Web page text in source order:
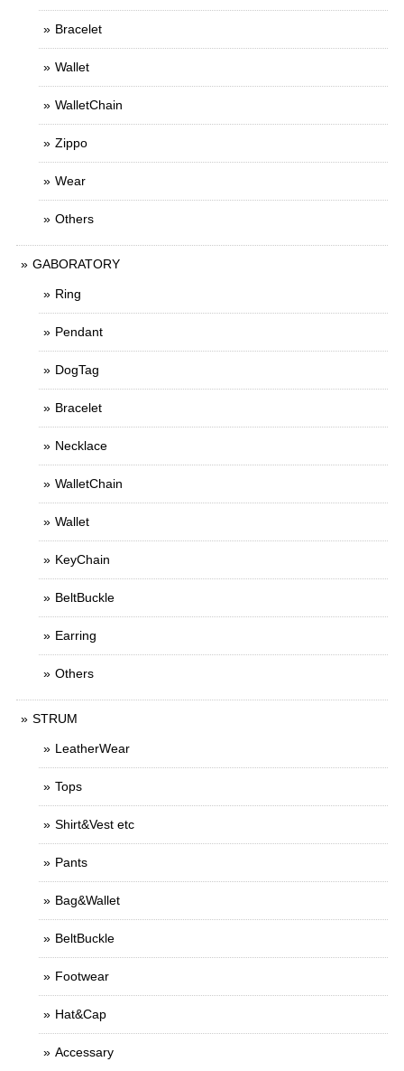
Bracelet
Wallet
WalletChain
Zippo
Wear
Others
GABORATORY
Ring
Pendant
DogTag
Bracelet
Necklace
WalletChain
Wallet
KeyChain
BeltBuckle
Earring
Others
STRUM
LeatherWear
Tops
Shirt&Vest etc
Pants
Bag&Wallet
BeltBuckle
Footwear
Hat&Cap
Accessary